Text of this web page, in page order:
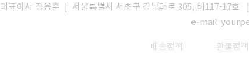
대표이사 정용훈 | 서울특별시 서초구 강남대로 305, 비117-17
e-mail:
배송정책 환불정책